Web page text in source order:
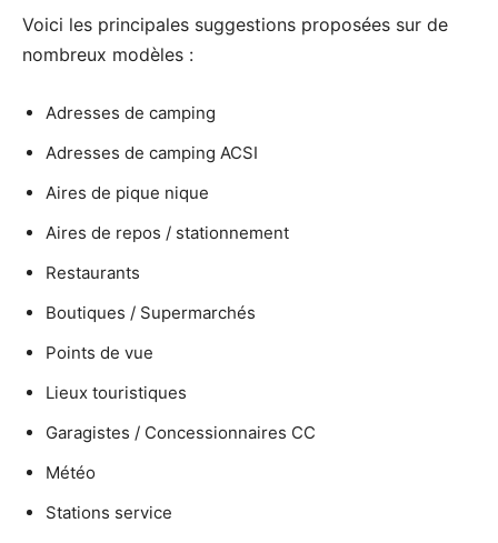
Voici les principales suggestions proposées sur de
nombreux modèles :
Adresses de camping
Adresses de camping ACSI
Aires de pique nique
Aires de repos / stationnement
Restaurants
Boutiques / Supermarchés
Points de vue
Lieux touristiques
Garagistes / Concessionnaires CC
Météo
Stations service